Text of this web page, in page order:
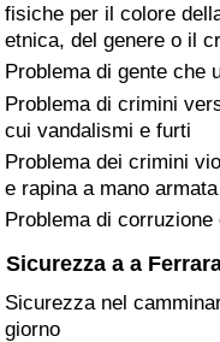
fisiche per il colore
etnica, del genere o il
Problema di gente che
Problema di crimini
cui vandalismi e furti
Problema dei crimini
e rapina a mano armata
Problema di
Sicurezza a a
Sicurezza nel
giorno
Indice
Nazione
Inquinamento
Indice
Indice